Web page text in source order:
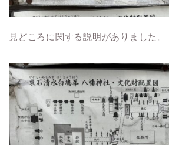
見どころに関する説明がありました。